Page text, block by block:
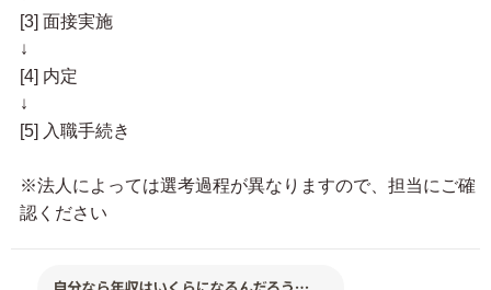
[3] 面接実施
↓
[4] 内定
↓
[5] 入職手続き
※法人によっては選考過程が異なりますので、担当にご確
認ください